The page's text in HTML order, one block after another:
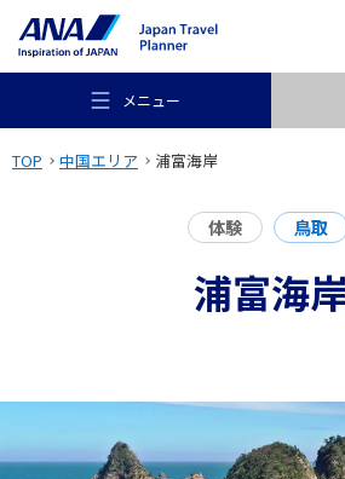
メニュー
行き先
TOP 中国エリア 浦富海岸
体験 鳥取
浦富海